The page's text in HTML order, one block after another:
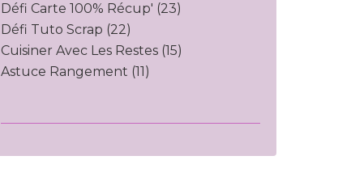
Défi Carte 100% Récup' (23)
Défi Tuto Scrap (22)
Cuisiner Avec Les Restes (15)
Astuce Rangement (11)